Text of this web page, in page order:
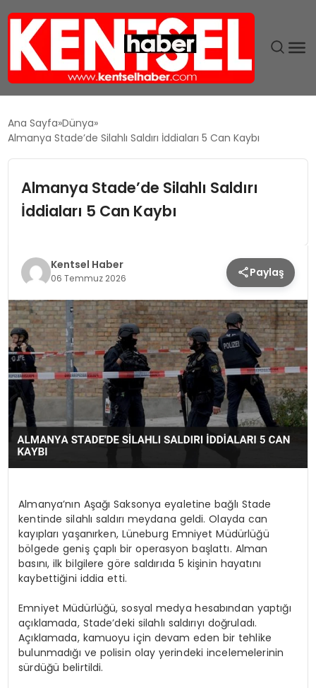
EKONOMI
TEKNOLOJI
MAGAZIN
KÜLTÜR & SANAT
SPOR
SAĞLIK
Ana Sayfa Dünya
Almanya Stade’de Silahlı Saldırı İddiaları 5 Can Kaybı
Almanya Stade’de Silahlı Saldırı
İddiaları 5 Can Kaybı
Kentsel Haber
06 Temmuz 2026 Paylaş
Almanya’nın Aşağı Saksonya eyaletine bağlı Stade
kentinde silahlı saldırı meydana geldi. Olayda can
kayıpları yaşanırken, Lüneburg Emniyet Müdürlüğü
bölgede geniş çaplı bir operasyon başlattı. Alman
basını, ilk bilgilere göre saldırıda 5 kişinin hayatını
kaybettiğini iddia etti.
Emniyet Müdürlüğü, sosyal medya hesabından yaptığı
açıklamada, Stade’deki silahlı saldırıyı doğruladı.
Açıklamada, kamuoyu için devam eden bir tehlike
bulunmadığı ve polisin olay yerindeki incelemelerinin
sürdüğü belirtildi.